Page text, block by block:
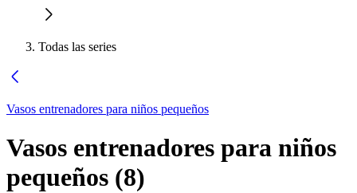
Todas las series
Vasos entrenadores para niños pequeños
Vasos entrenadores para niños
pequeños (8)